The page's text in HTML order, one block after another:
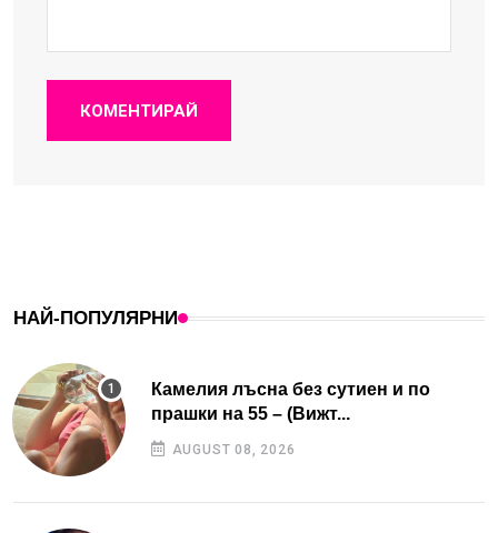
КОМЕНТИРАЙ
НАЙ-ПОПУЛЯРНИ
Камелия лъсна без сутиен и по
прашки на 55 – (Вижт...
AUGUST 08, 2026